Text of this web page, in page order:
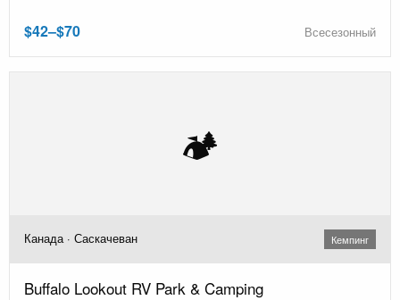
$42–$70 Всесезонный
🏕️
Канада · Саскачеван Кемпинг
Buffalo Lookout RV Park & Camping